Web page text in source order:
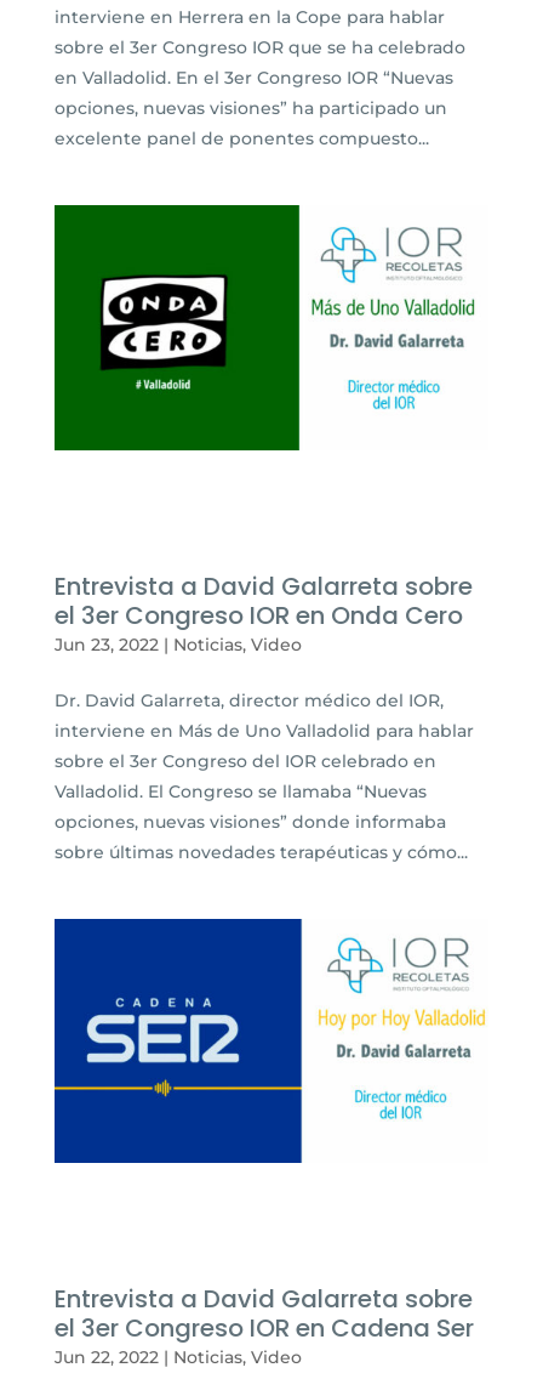
interviene en Herrera en la Cope para hablar
sobre el 3er Congreso IOR que se ha celebrado
en Valladolid. En el 3er Congreso IOR “Nuevas
opciones, nuevas visiones” ha participado un
excelente panel de ponentes compuesto...
Entrevista a David Galarreta sobre
el 3er Congreso IOR en Onda Cero
Jun 23, 2022| Noticias, Video
Dr. David Galarreta, director médico del IOR,
interviene en Más de Uno Valladolid para hablar
sobre el 3er Congreso del IOR celebrado en
Valladolid. El Congreso se llamaba “Nuevas
opciones, nuevas visiones” donde informaba
sobre últimas novedades terapéuticas y cómo...
Entrevista a David Galarreta sobre
el 3er Congreso IOR en Cadena Ser
Jun 22, 2022| Noticias, Video